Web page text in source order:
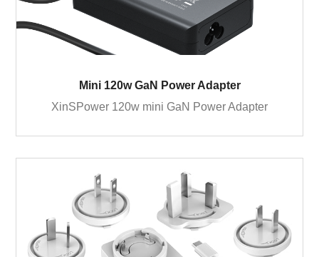
Mini 120w GaN Power Adapter
XinSPower 120w mini GaN Power Adapter